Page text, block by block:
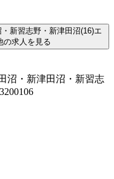
新習志野・新津田沼(16)エ
の求人を見る
沼・新津田沼・新習志